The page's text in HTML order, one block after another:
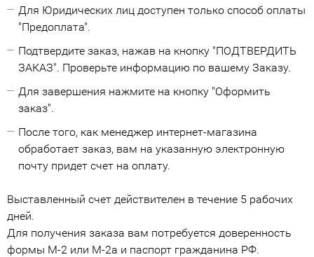
Для Юридических лиц доступен только способ оплаты
"Предоплата".
Подтвердите заказ, нажав на кнопку "ПОДТВЕРДИТЬ
ЗАКАЗ". Проверьте информацию по вашему Заказу.
Для завершения нажмите на кнопку "Оформить
заказ".
После того, как менеджер интернет-магазина
обработает заказ, вам на указанную электронную
почту придет счет на оплату.
Выставленный счет действителен в течение 5 рабочих
дней.
Для получения заказа вам потребуется доверенность
формы М-2 или М-2а и паспорт гражданина РФ.